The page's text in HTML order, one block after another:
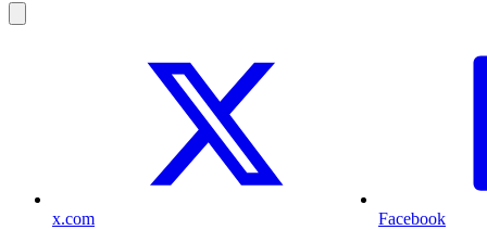
x.com Facebook